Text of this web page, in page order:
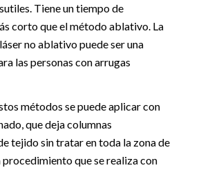
Tiene un tiempo de
corto que el método ablativo. La
no ablativo puede ser una
las personas con arrugas
métodos se puede aplicar con
que deja columnas
tejido sin tratar en toda la zona de
que se realiza con